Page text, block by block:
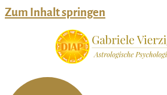
Zum Inhalt springen